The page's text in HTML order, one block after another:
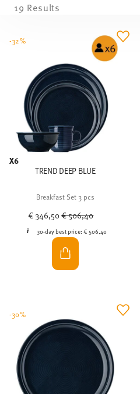
19 Results
X6
TREND DEEP BLUE
Breakfast Set 3 pcs
€ 346,50Price reduced from
€ 506,40
30-day best price: € 506,40
-32%
-30%